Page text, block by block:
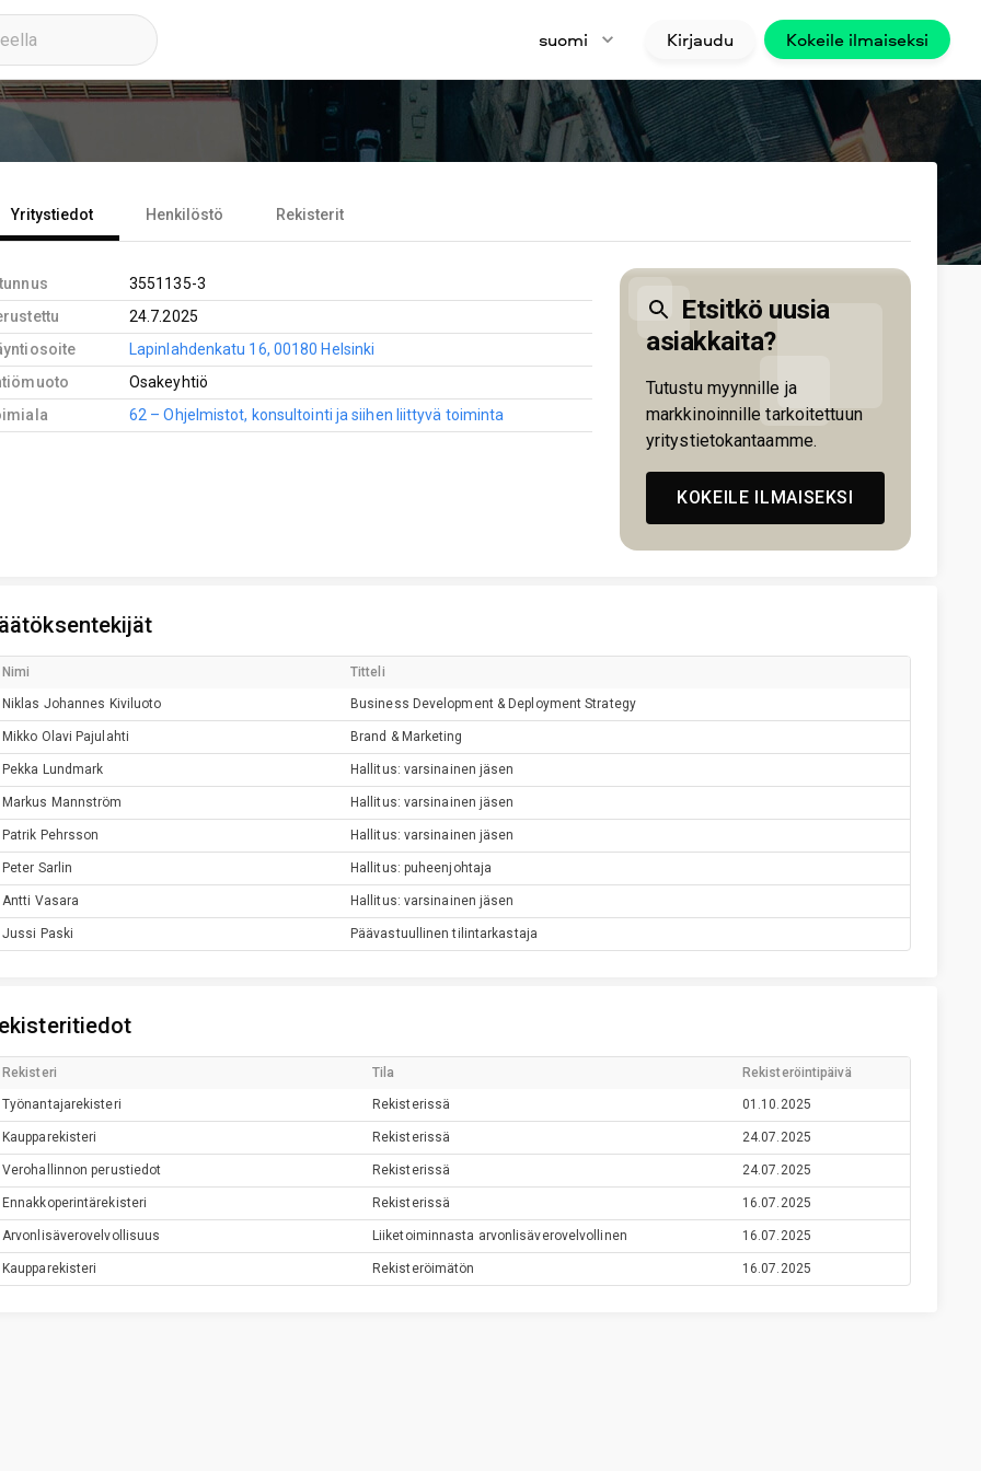
suomi Kirjaudu Kokeile ilmaiseksi
Yritystiedot Henkilöstö Rekisterit
3551135-3
24.7.2025
Lapinlahdenkatu 16, 00180 Helsinki
Osakeyhtiö
62 – Ohjelmistot, konsultointi ja siihen liittyvä toiminta
Etsitkö uusia
asiakkaita?
Tutustu myynnille ja
markkinoinnille tarkoitettuun
yritystietokantaamme.
KOKEILE ILMAISEKSI
Nimi Titteli
Niklas Johannes Kiviluoto Business Development & Deployment Strategy
Mikko Olavi Pajulahti Brand & Marketing
Pekka Lundmark Hallitus: varsinainen jäsen
Markus Mannström Hallitus: varsinainen jäsen
Patrik Pehrsson Hallitus: varsinainen jäsen
Peter Sarlin Hallitus: puheenjohtaja
Antti Vasara Hallitus: varsinainen jäsen
Jussi Paski Päävastuullinen tilintarkastaja
Rekisteri Tila Rekisteröintipäivä
Työnantajarekisteri Rekisterissä 01.10.2025
Kaupparekisteri Rekisterissä 24.07.2025
Verohallinnon perustiedot Rekisterissä 24.07.2025
Ennakkoperintärekisteri Rekisterissä 16.07.2025
Arvonlisäverovelvollisuus Liiketoiminnasta arvonlisäverovelvollinen 16.07.2025
Kaupparekisteri Rekisteröimätön 16.07.2025